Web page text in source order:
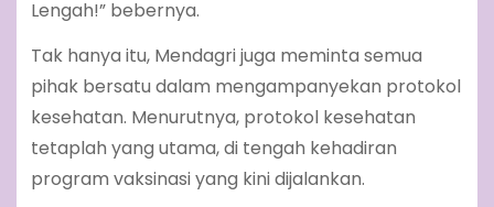
Lengah!” bebernya.
Tak hanya itu, Mendagri juga meminta semua
pihak bersatu dalam mengampanyekan protokol
kesehatan. Menurutnya, protokol kesehatan
tetaplah yang utama, di tengah kehadiran
program vaksinasi yang kini dijalankan.